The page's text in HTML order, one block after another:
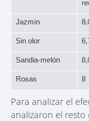
Jazmín
Sin olor
Sandia-melón
Rosas 8
Para analizar el
analizaron el resto